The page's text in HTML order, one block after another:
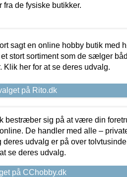
fra de fysiske butikker.
sagt en online hobby butik med
et stort sortiment som de sælger
Klik her for at se deres udvalg.
på Rito.dk
bestræber sig på at være din
De handler med alle –
deres udvalg er på over
se deres udvalg.
på CChobby.dk